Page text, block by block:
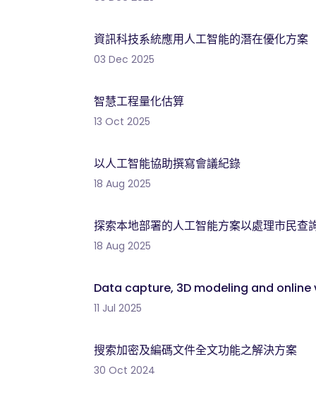
資訊科技系統應用人工智能的潛在優化方案
03 Dec 2025
智慧工程量化估算
13 Oct 2025
以人工智能協助撰寫會議紀錄
18 Aug 2025
探索本地部署的人工智能方案以處理市民查
18 Aug 2025
Data capture, 3D modeling and
11 Jul 2025
搜索加密及編碼文件全文功能之解決方案
30 Oct 2024